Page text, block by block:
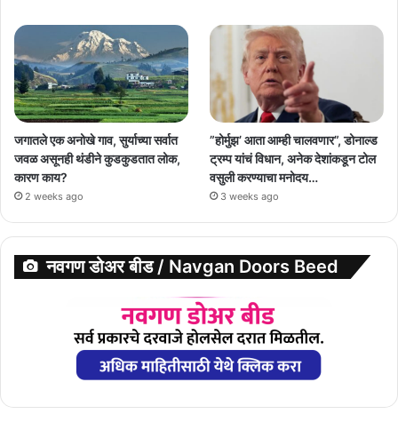
जगातले एक अनोखे गाव, सुर्याच्या सर्वात
जवळ असूनही थंडीने कुडकुडतात लोक,
कारण काय?
2 weeks ago
”होर्मुझ’ आता आम्ही चालवणार”, डोनाल्ड
ट्रम्प यांचं विधान, अनेक देशांकडून टोल
वसुली करण्याचा मनोदय…
3 weeks ago
नवगण डोअर बीड / Navgan Doors Beed